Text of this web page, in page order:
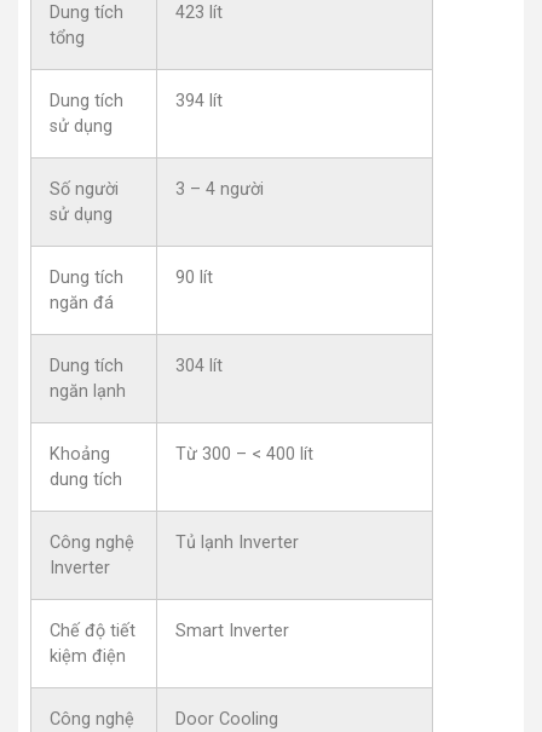
Dung tích
tổng
423 lít
Dung tích
sử dụng
394 lít
Số người
sử dụng
3 – 4 người
Dung tích
ngăn đá
90 lít
Dung tích
ngăn lạnh
304 lít
Khoảng
dung tích
Từ 300 – < 400 lít
Công nghệ
Inverter
Tủ lạnh Inverter
Chế độ tiết
kiệm điện
Smart Inverter
Công nghệ
Door Cooling